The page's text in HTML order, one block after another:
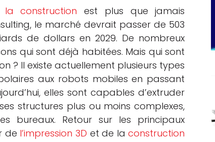
construction est plus que jamais
le marché devrait passer de 503
de dollars en 2029. De nombreux
qui sont déjà habitées. Mais qui sont
? Il existe actuellement plusieurs types
aux robots mobiles en passant
elles sont capables d’extruder
structures plus ou moins complexes,
bureaux. Retour sur les principaux
de l’impression 3D et de laconstruction